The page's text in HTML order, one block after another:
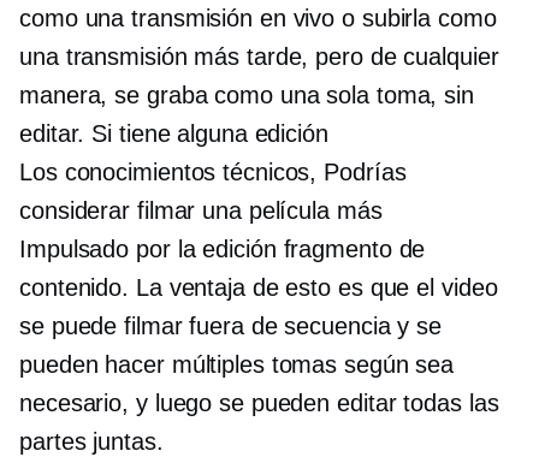
como una transmisión en vivo o subirla como
una transmisión más tarde, pero de cualquier
manera, se graba como una sola toma, sin
editar. Si tiene alguna edición
Los conocimientos técnicos, Podrías
considerar filmar una película más
Impulsado por la edición fragmento de
contenido. La ventaja de esto es que el video
se puede filmar fuera de secuencia y se
pueden hacer múltiples tomas según sea
necesario, y luego se pueden editar todas las
partes juntas.